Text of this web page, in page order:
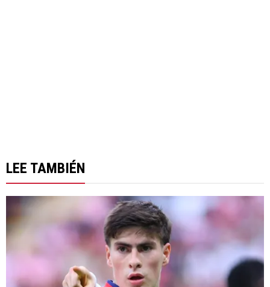
LEE TAMBIÉN